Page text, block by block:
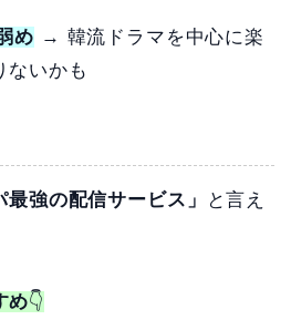
め → 韓流ドラマを中心に楽
ないかも
最強の配信サービス」
と言え
め👇